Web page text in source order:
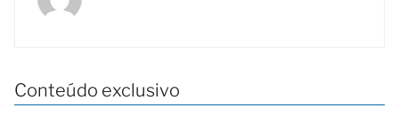
Conteúdo exclusivo